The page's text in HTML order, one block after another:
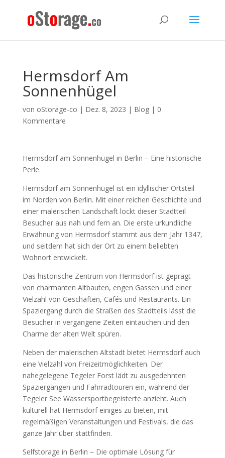
Hermsdorf Am
Sonnenhügel
von oStorage-co | Dez. 8, 2023 | Blog| 0
Kommentare
Hermsdorf am Sonnenhügel in Berlin – Eine historische
Perle
Hermsdorf am Sonnenhügel ist ein idyllischer Ortsteil
im Norden von Berlin. Mit einer reichen Geschichte und
einer malerischen Landschaft lockt dieser Stadtteil
Besucher aus nah und fern an. Die erste urkundliche
Erwähnung von Hermsdorf stammt aus dem Jahr 1347,
und seitdem hat sich der Ort zu einem beliebten
Wohnort entwickelt.
Das historische Zentrum von Hermsdorf ist geprägt
von charmanten Altbauten, engen Gassen und einer
Vielzahl von Geschäften, Cafés und Restaurants. Ein
Spaziergang durch die Straßen des Stadtteils lässt die
Besucher in vergangene Zeiten eintauchen und den
Charme der alten Welt spüren.
Neben der malerischen Altstadt bietet Hermsdorf auch
eine Vielzahl von Freizeitmöglichkeiten. Der
nahegelegene Tegeler Forst lädt zu ausgedehnten
Spaziergängen und Fahrradtouren ein, während der
Tegeler See Wassersportbegeisterte anzieht. Auch
kulturell hat Hermsdorf einiges zu bieten, mit
regelmäßigen Veranstaltungen und Festivals, die das
ganze Jahr über stattfinden.
Selfstorage in Berlin – Die optimale Lösung für